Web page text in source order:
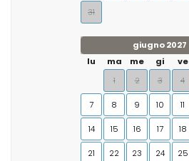
31
giugno 2027
lu
ma me gi ve
1
2 3 4
7 8 9 10 11
14 15 16 17 18
21 22 23 24 25